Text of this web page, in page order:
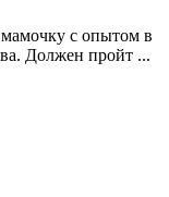
с опытом в
Должен пройт ...